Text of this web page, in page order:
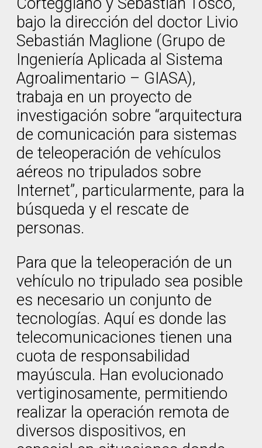
bajo la dirección del doctor Livio
Sebastián Maglione (Grupo de
Ingeniería Aplicada al Sistema
Agroalimentario – GIASA),
trabaja en un proyecto de
investigación sobre “arquitectura
de comunicación para sistemas
de teleoperación de vehículos
aéreos no tripulados sobre
Internet”, particularmente, para la
búsqueda y el rescate de
personas.
Para que la teleoperación de un
vehículo no tripulado sea posible
es necesario un conjunto de
tecnologías. Aquí es donde las
telecomunicaciones tienen una
cuota de responsabilidad
mayúscula. Han evolucionado
vertiginosamente, permitiendo
realizar la operación remota de
diversos dispositivos, en